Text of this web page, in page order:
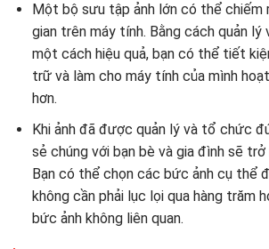
Một bộ sưu tập ảnh lớn có thể chiếm
gian trên máy tính. Bằng cách quản lý
một cách hiệu quả, bạn có thể tiết
trữ và làm cho máy tính của mình
hơn.
Khi ảnh đã được quản lý và tổ chức
sẻ chúng với bạn bè và gia đình sẽ trở
Bạn có thể chọn các bức ảnh cụ thể
không cần phải lục lọi qua hàng trăm
bức ảnh không liên quan.